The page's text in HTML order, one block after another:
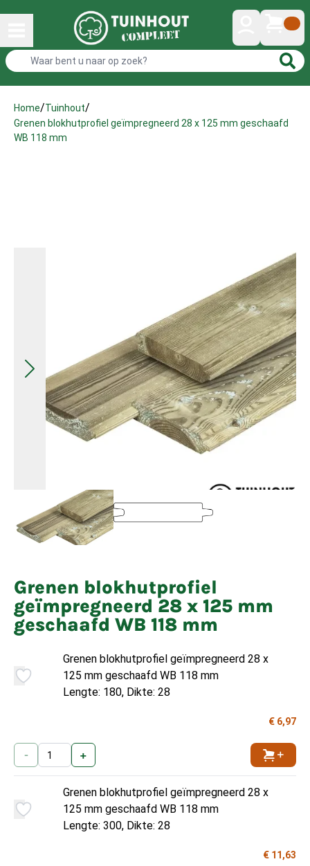
Home/Tuinhout/
Grenen blokhutprofiel geïmpregneerd 28 x 125 mm geschaafd
WB 118 mm
Grenen blokhutprofiel
geïmpregneerd 28 x 125 mm
geschaafd WB 118 mm
Grenen blokhutprofiel geïmpregneerd 28 x
125 mm geschaafd WB 118 mm
Lengte: 180, Dikte: 28
€ 6,97
- +
Grenen blokhutprofiel geïmpregneerd 28 x
125 mm geschaafd WB 118 mm
Lengte: 300, Dikte: 28
€ 11,63